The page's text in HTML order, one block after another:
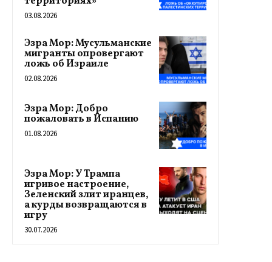
03.08.2026
Эзра Мор: Мусульманские
мигранты опровергают
ложь об Израиле
02.08.2026
Эзра Мор: Добро
пожаловать в Испанию
01.08.2026
Эзра Мор: У Трампа
игривое настроение,
Зеленский злит иранцев,
а курды возвращаются в
игру
30.07.2026